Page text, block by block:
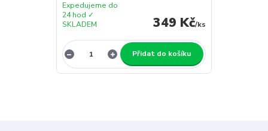
349 Kč/ks
Expedujeme do
24 hod ✓
SKLADEM
Přidat do košíku